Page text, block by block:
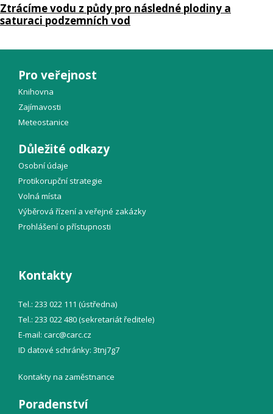
Ztrácíme vodu z půdy pro následné plodiny a
saturaci podzemních vod
Pro veřejnost
Knihovna
Zajímavosti
Meteostanice
Důležité odkazy
Osobní údaje
Protikorupční strategie
Volná místa
Výběrová řízení a veřejné zakázky
Prohlášení o přístupnosti
Kontakty
Tel.: 233 022 111 (ústředna)
Tel.: 233 022 480 (sekretariát ředitele)
E-mail: carc@carc.cz
ID datové schránky: 3tnj7g7
Kontakty na zaměstnance
Poradenství